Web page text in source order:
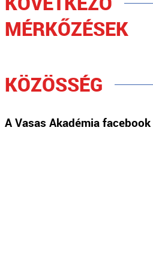
MÉRKŐZÉSEK
KÖZÖSSÉG
A Vasas Akadémia